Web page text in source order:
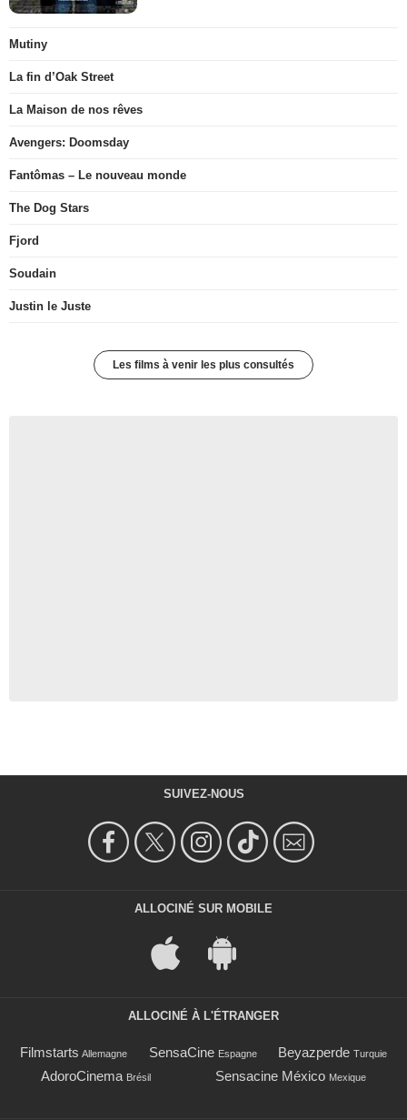
Mutiny
La fin d’Oak Street
La Maison de nos rêves
Avengers: Doomsday
Fantômas – Le nouveau monde
The Dog Stars
Fjord
Soudain
Justin le Juste
Les films à venir les plus consultés
SUIVEZ-NOUS
ALLOCINÉ SUR MOBILE
ALLOCINÉ À L'ÉTRANGER
Filmstarts Allemagne SensaCine Espagne Beyazperde Turquie
AdoroCinema Brésil Sensacine México Mexique